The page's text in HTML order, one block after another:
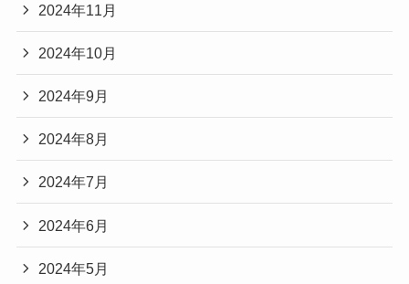
2024年11月
2024年10月
2024年9月
2024年8月
2024年7月
2024年6月
2024年5月